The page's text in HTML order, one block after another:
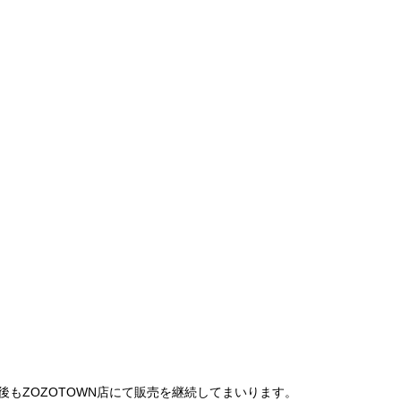
ZOZOTOWN店にて販売を継続してまいります。